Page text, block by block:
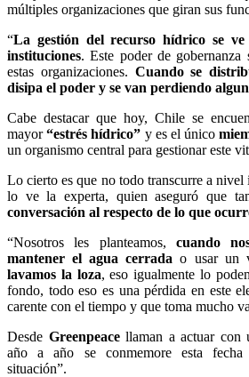
múltiples organizaciones que giran sus
“La gestión del recurso hídrico se
instituciones. Este poder de gobernanza
estas organizaciones. Cuando se
disipa el poder y se van perdiendo
Cabe destacar que hoy, Chile se
mayor“estrés hídrico” y es el único
un organismo central para gestionar este
Lo cierto es que no todo transcurre a
lo ve la experta, quien aseguró que
conversación al respecto de lo que
“Nosotros les planteamos, cuando
mantener el agua cerrada o usar un
lavamos la loza, eso igualmente lo
fondo, todo eso es una pérdida en este
carente con el tiempo y que toma mucho
Desde Greenpeacellaman a actuar con
año a año se conmemore esta fecha
situación”.